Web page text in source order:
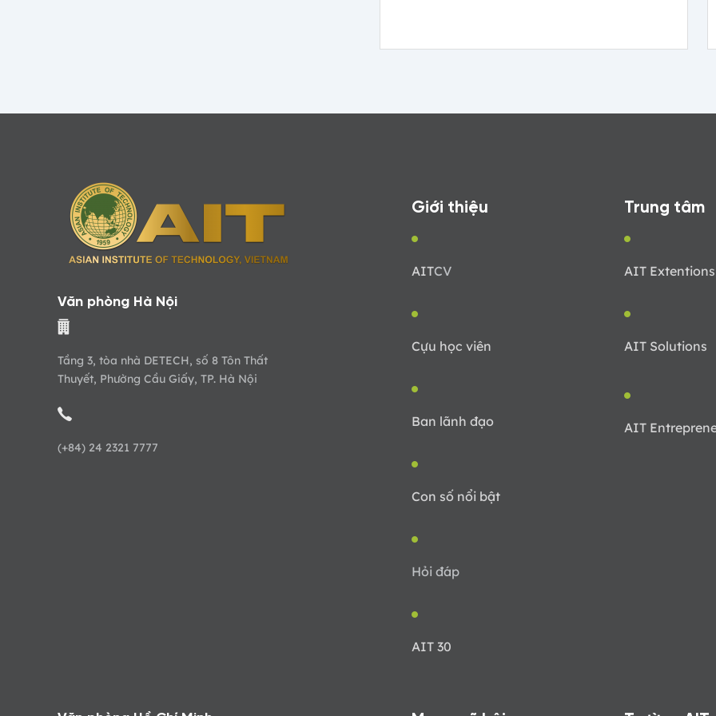
Văn phòng Hà Nội
Tầng 3, tòa nhà DETECH, số 8 Tôn Thất
Thuyết, Phường Cầu Giấy, TP. Hà Nội
(+84) 24 2321 7777
Giới thiệu
AITCV
Cựu học viên
Ban lãnh đạo
Con số nổi bật
Hỏi đáp
AIT 30
Trung tâm
AIT Extentions
AIT Solutions
AIT